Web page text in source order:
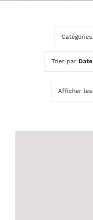
Categories
Trier par Date
Afficher les